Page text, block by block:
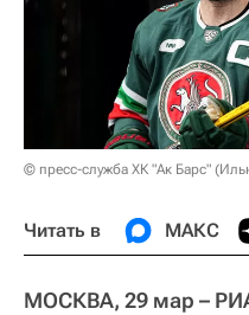
© пресс-служба ХК "Ак Барс"
Читать в МАКС
МОСКВА, 29 мар –